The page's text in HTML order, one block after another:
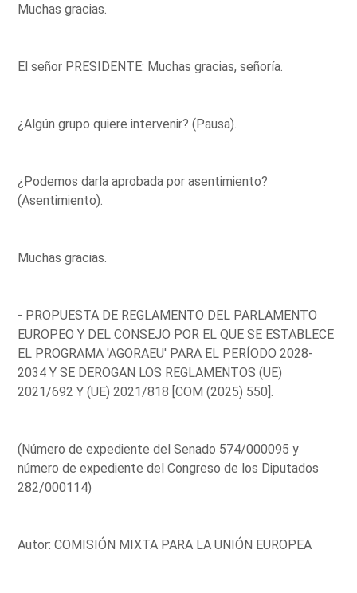
Muchas gracias.
El señor PRESIDENTE: Muchas gracias, señoría.
¿Algún grupo quiere intervenir? (Pausa).
¿Podemos darla aprobada por asentimiento?
(Asentimiento).
Muchas gracias.
- PROPUESTA DE REGLAMENTO DEL PARLAMENTO
EUROPEO Y DEL CONSEJO POR EL QUE SE ESTABLECE
EL PROGRAMA 'AGORAEU' PARA EL PERÍODO 2028-
2034 Y SE DEROGAN LOS REGLAMENTOS (UE)
2021/692 Y (UE) 2021/818 [COM (2025) 550].
(Número de expediente del Senado 574/000095 y
número de expediente del Congreso de los Diputados
282/000114)
Autor: COMISIÓN MIXTA PARA LA UNIÓN EUROPEA